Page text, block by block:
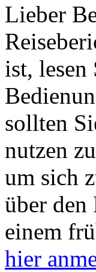
Lieber
ist, lesen
sollten
nutzen
um sich
über den
einem
hier